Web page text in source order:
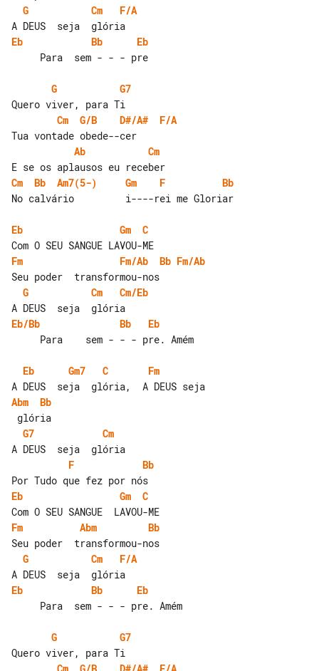
G
Cm
F/A
Eb
Bb
Eb
G
G7
Cm
G/B D#/A#
F/A
Ab
Cm
Cm
Bb Am7(5-) Gm F
Bb
No calvário         i----rei me Gloriar
Eb Gm
C
Fm
Fm/Ab Bb Fm/Ab
G
Cm
Cm/Eb
Eb/Bb
Bb
Eb
Eb Gm7 C
Fm
Abm
Bb
G7
Cm
F
Bb
Eb
Gm
C
Fm
Abm
Bb
G
Cm
F/A
Eb
Bb
Eb
G
G7